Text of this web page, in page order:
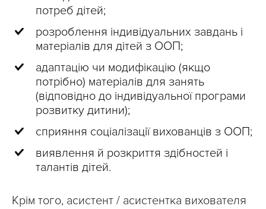
потреб дітей;
розроблення індивідуальних завдань і
матеріалів для дітей з ООП;
адаптацію чи модифікацію (якщо
потрібно) матеріалів для занять
(відповідно до індивідуальної програми
розвитку дитини);
сприяння соціалізації вихованців з ООП;
виявлення й розкриття здібностей і
талантів дітей.
Крім того, асистент / асистентка вихователя